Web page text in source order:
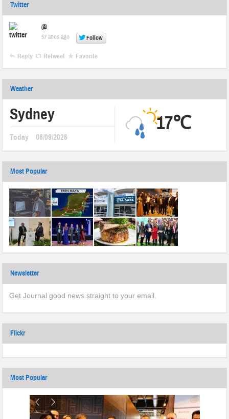
Twitter
@
57 años ago Follow
Reply Retweet Favorite
Weather
Sydney
Today 08/09/2026
17℃
Most Popular
Newsletter
Get Journal good news straight to your email.
Flickr
Most Popular